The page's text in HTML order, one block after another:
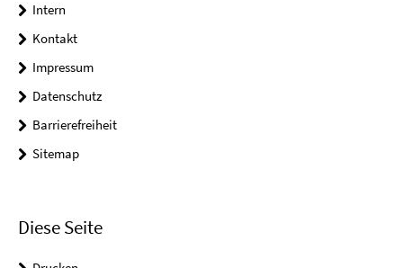
Intern
Kontakt
Impressum
Datenschutz
Barrierefreiheit
Sitemap
Diese Seite